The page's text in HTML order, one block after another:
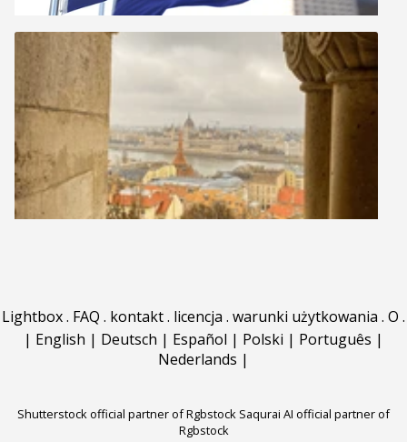
Lightbox. FAQ . kontakt. licencja . warunki użytkowania . O .
| English | Deutsch | Español | Polski | Português |
Nederlands |
Shutterstock official partner of Rgbstock Saqurai AI official partner of
Rgbstock